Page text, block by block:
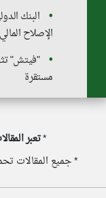
الإصلاح
مستقرة
*تعبر
* جميع المقالات